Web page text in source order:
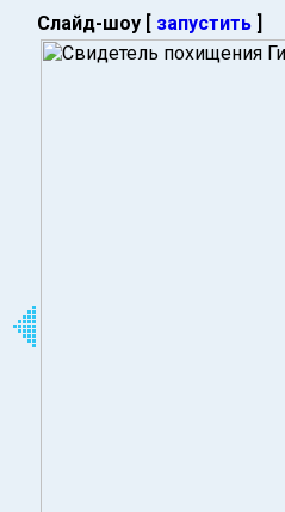
Слайд-шоу [ запустить ]